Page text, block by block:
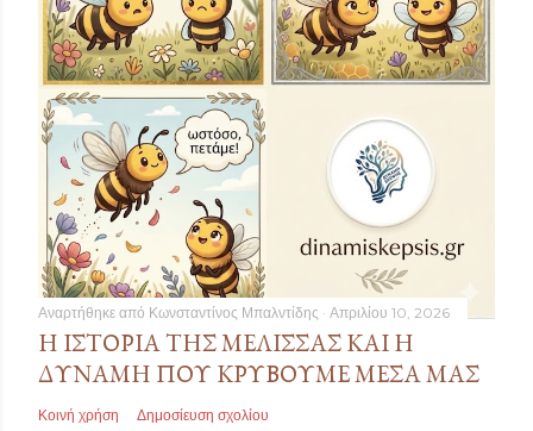
Αναρτήθηκε από Κωνσταντίνος Μπαλντίδης Απριλίου 10, 2026
Η ΙΣΤΟΡΊΑ ΤΗΣ ΜΈΛΙΣΣΑΣ ΚΑΙ Η
ΔΎΝΑΜΗ ΠΟΥ ΚΡΎΒΟΥΜΕ ΜΈΣΑ ΜΑΣ
Κοινή χρήση Δημοσίευση σχολίου